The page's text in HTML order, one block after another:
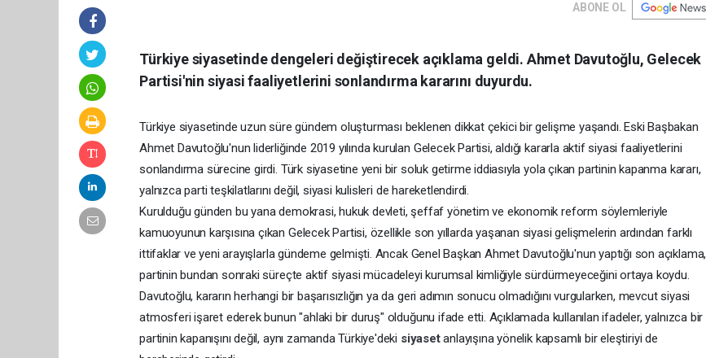
ABONE OL
Türkiye siyasetinde dengeleri değiştirecek açıklama geldi. Ahmet Davutoğlu, Gelecek
Partisi'nin siyasi faaliyetlerini sonlandırma kararını duyurdu.
Türkiye siyasetinde uzun süre gündem oluşturması beklenen dikkat çekici bir gelişme yaşandı. Eski Başbakan
Ahmet Davutoğlu'nun liderliğinde 2019 yılında kurulan Gelecek Partisi, aldığı kararla aktif siyasi faaliyetlerini
sonlandırma sürecine girdi. Türk siyasetine yeni bir soluk getirme iddiasıyla yola çıkan partinin kapanma kararı,
yalnızca parti teşkilatlarını değil, siyasi kulisleri de hareketlendirdi.
Kurulduğu günden bu yana demokrasi, hukuk devleti, şeffaf yönetim ve ekonomik reform söylemleriyle
kamuoyunun karşısına çıkan Gelecek Partisi, özellikle son yıllarda yaşanan siyasi gelişmelerin ardından farklı
ittifaklar ve yeni arayışlarla gündeme gelmişti. Ancak Genel Başkan Ahmet Davutoğlu'nun yaptığı son açıklama,
partinin bundan sonraki süreçte aktif siyasi mücadeleyi kurumsal kimliğiyle sürdürmeyeceğini ortaya koydu.
Davutoğlu, kararın herhangi bir başarısızlığın ya da geri adımın sonucu olmadığını vurgularken, mevcut siyasi
atmosferi işaret ederek bunun "ahlaki bir duruş" olduğunu ifade etti. Açıklamada kullanılan ifadeler, yalnızca bir
partinin kapanışını değil, aynı zamanda Türkiye'deki siyasetanlayışına yönelik kapsamlı bir eleştiriyi de